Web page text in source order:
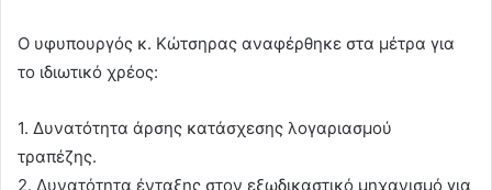
Ο υφυπουργός κ. Κώτσηρας αναφέρθηκε στα μέτρα για
το ιδιωτικό χρέος:
1. Δυνατότητα άρσης κατάσχεσης λογαριασμού
τραπέζης.
2. Δυνατότητα ένταξης στον εξωδικαστικό μηχανισμό για